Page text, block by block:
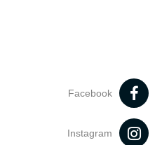
Facebook
Instagram